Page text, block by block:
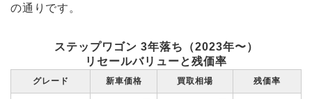
の通りです。
ステップワゴン 3年落ち（2023年〜）
リセールバリューと残価率
グレード 新車価格 買取相場 残価率